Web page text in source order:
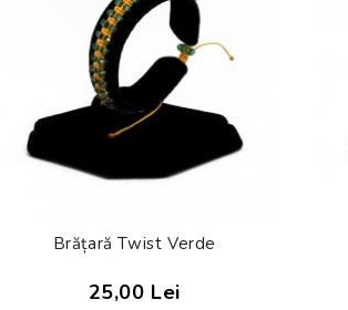
Brățară Twist Verde
25,00 Lei